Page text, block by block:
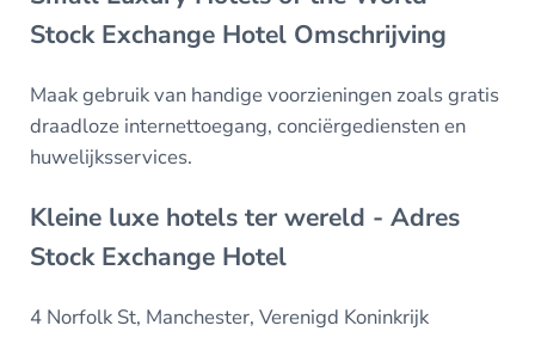
Stock Exchange Hotel Omschrijving
Maak gebruik van handige voorzieningen zoals gratis
draadloze internettoegang, conciërgediensten en
huwelijksservices.
Kleine luxe hotels ter wereld - Adres
Stock Exchange Hotel
4 Norfolk St, Manchester, Verenigd Koninkrijk